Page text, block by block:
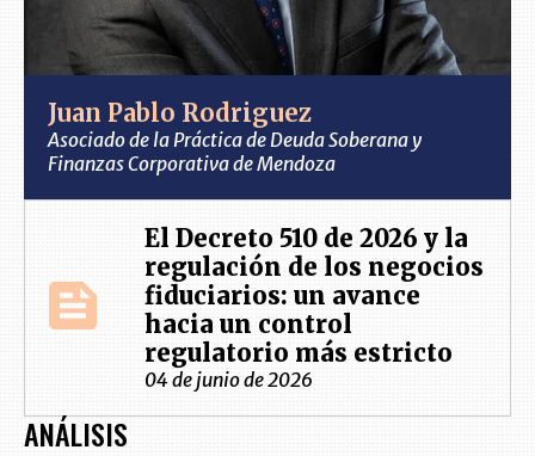
Juan Pablo Rodriguez
Asociado de la Práctica de Deuda Soberana y
Finanzas Corporativa de Mendoza
El Decreto 510 de 2026 y la
regulación de los negocios
fiduciarios: un avance
hacia un control
regulatorio más estricto
04 de junio de 2026
ANÁLISIS